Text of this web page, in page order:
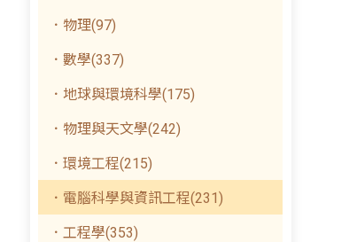
．物理(97)
．數學(337)
．地球與環境科學(175)
．物理與天文學(242)
．環境工程(215)
．電腦科學與資訊工程(231)
．工程學(353)